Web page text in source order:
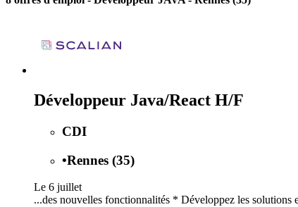
Développeur Java/React H/F
CDI
•Rennes (35)
Le 6 juillet
...des nouvelles fonctionnalités * Développez les solutions